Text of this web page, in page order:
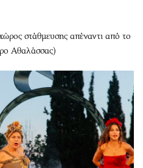
στάθμευσης απέναντι από το
Αθαλάσσας)